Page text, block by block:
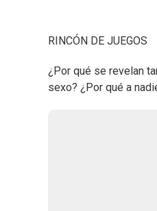
RINCÓN DE JUEGOS
¿Por qué se revelan
sexo? ¿Por qué a